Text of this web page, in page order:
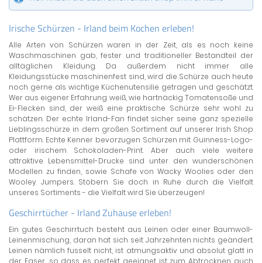
Irische Schürzen - Irland beim Kochen erleben!
Alle Arten von Schürzen waren in der Zeit, als es noch keine
Waschmaschinen gab, fester und traditioneller Bestandteil der
alltäglichen Kleidung. Da außerdem nicht immer alle
Kleidungsstücke maschinenfest sind, wird die Schürze auch heute
noch gerne als wichtige Küchenutensilie getragen und geschätzt.
Wer aus eigener Erfahrung weiß, wie hartnäckig Tomatensoße und
Ei-Flecken sind, der weiß eine praktische Schürze sehr wohl zu
schätzen. Der echte Irland-Fan findet sicher seine ganz spezielle
Lieblingsschürze in dem großen Sortiment auf unserer Irish Shop
Plattform. Echte Kenner bevorzugen Schürzen mit Guinness-Logo-
oder irischem Schokoladen-Print. Aber auch viele weitere
attraktive Lebensmittel-Drucke sind unter den wunderschönen
Modellen zu finden, sowie Schafe von Wacky Woolies oder den
Wooley Jumpers. Stöbern Sie doch in Ruhe durch die Vielfalt
unseres Sortiments - die Vielfalt wird Sie überzeugen!
Geschirrtücher - Irland Zuhause erleben!
Ein gutes Geschirrtuch besteht aus Leinen oder einer Baumwoll-
Leinenmischung, daran hat sich seit Jahrzehnten nichts geändert.
Leinen nämlich fusselt nicht, ist atmungsaktiv und absolut glatt in
der Faser, so dass es perfekt geeignet ist zum Abtrocknen auch